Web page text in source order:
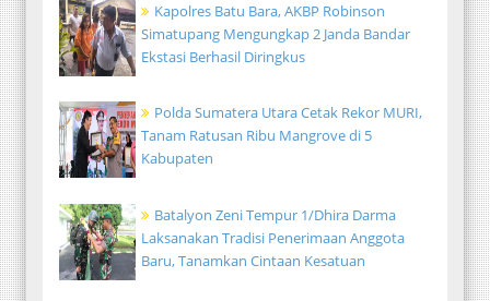
Kapolres Batu Bara, AKBP Robinson
Simatupang Mengungkap 2 Janda Bandar
Ekstasi Berhasil Diringkus
Polda Sumatera Utara Cetak Rekor MURI,
Tanam Ratusan Ribu Mangrove di 5
Kabupaten
Batalyon Zeni Tempur 1/Dhira Darma
Laksanakan Tradisi Penerimaan Anggota
Baru, Tanamkan Cintaan Kesatuan